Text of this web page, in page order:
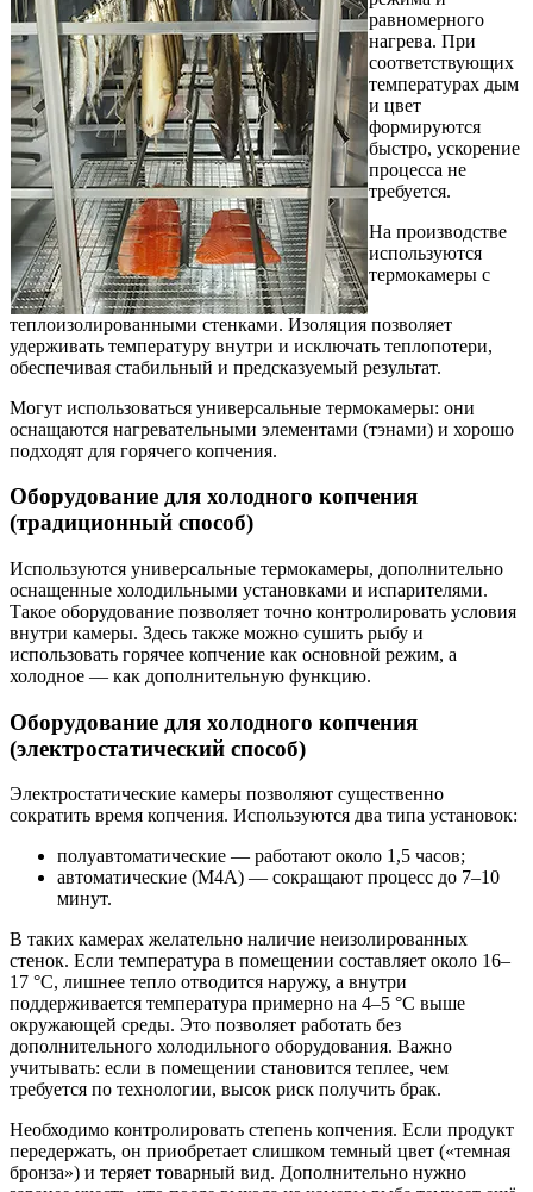
равномерного
нагрева. При
соответствующих
температурах дым
и цвет
формируются
быстро, ускорение
процесса не
требуется.
На производстве
используются
термокамеры с
теплоизолированными стенками. Изоляция позволяет
удерживать температуру внутри и исключать теплопотери,
обеспечивая стабильный и предсказуемый результат.
Могут использоваться универсальные термокамеры: они
оснащаются нагревательными элементами (тэнами) и хорошо
подходят для горячего копчения.
Оборудование для холодного копчения
(традиционный способ)
Используются универсальные термокамеры, дополнительно
оснащенные холодильными установками и испарителями.
Такое оборудование позволяет точно контролировать условия
внутри камеры. Здесь также можно сушить рыбу и
использовать горячее копчение как основной режим, а
холодное — как дополнительную функцию.
Оборудование для холодного копчения
(электростатический способ)
Электростатические камеры позволяют существенно
сократить время копчения. Используются два типа установок:
полуавтоматические — работают около 1,5 часов;
автоматические (М4А) — сокращают процесс до 7–10
минут.
В таких камерах желательно наличие неизолированных
стенок. Если температура в помещении составляет около 16–
17 °C, лишнее тепло отводится наружу, а внутри
поддерживается температура примерно на 4–5 °C выше
окружающей среды. Это позволяет работать без
дополнительного холодильного оборудования. Важно
учитывать: если в помещении становится теплее, чем
требуется по технологии, высок риск получить брак.
Необходимо контролировать степень копчения. Если продукт
передержать, он приобретает слишком темный цвет («темная
бронза») и теряет товарный вид. Дополнительно нужно